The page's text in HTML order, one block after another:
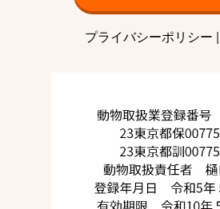
プライバシーポリシー |